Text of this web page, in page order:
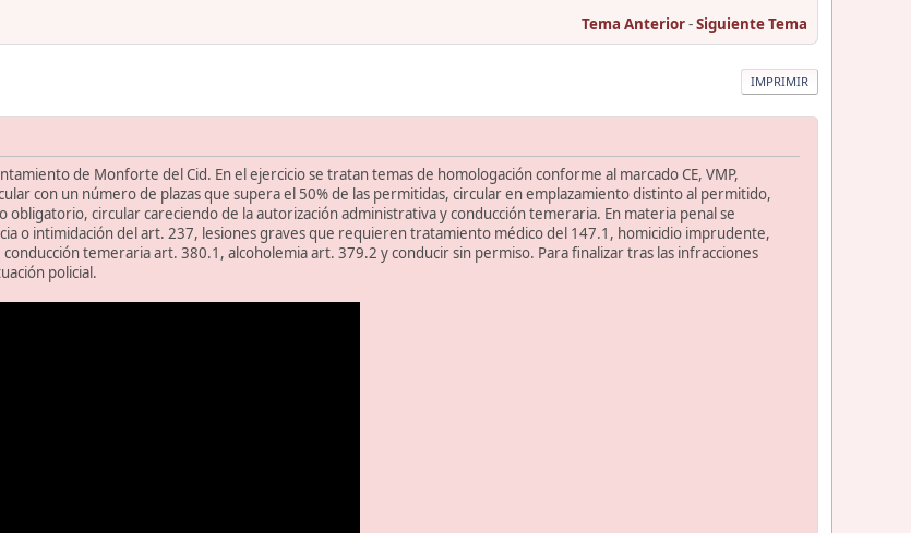
Tema Anterior-Siguiente Tema
IMPRIMIR
de Monforte del Cid. En el ejercicio se tratan temas de homologación conforme al marcado CE, VMP,
con un número de plazas que supera el 50% de las permitidas, circular en emplazamiento distinto al permitido,
circular careciendo de la autorización administrativa y conducción temeraria. En materia penal se
o intimidación del art. 237, lesiones graves que requieren tratamiento médico del 147.1, homicidio imprudente,
temeraria art. 380.1, alcoholemia art. 379.2 y conducir sin permiso. Para finalizar tras las infracciones
policial.